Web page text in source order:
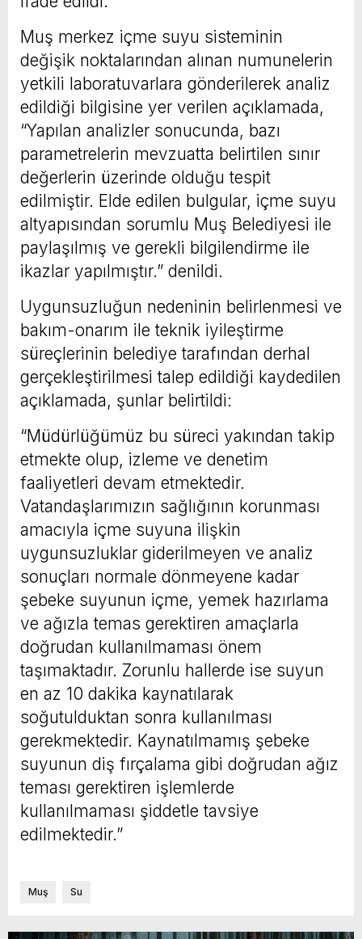
Muş merkez içme suyu sisteminin
değişik noktalarından alınan numunelerin
yetkili laboratuvarlara gönderilerek analiz
edildiği bilgisine yer verilen açıklamada,
“Yapılan analizler sonucunda, bazı
parametrelerin mevzuatta belirtilen sınır
değerlerin üzerinde olduğu tespit
edilmiştir. Elde edilen bulgular, içme suyu
altyapısından sorumlu Muş Belediyesi ile
paylaşılmış ve gerekli bilgilendirme ile
ikazlar yapılmıştır.” denildi.
Uygunsuzluğun nedeninin belirlenmesi ve
bakım-onarım ile teknik iyileştirme
süreçlerinin belediye tarafından derhal
gerçekleştirilmesi talep edildiği kaydedilen
açıklamada, şunlar belirtildi:
“Müdürlüğümüz bu süreci yakından takip
etmekte olup, izleme ve denetim
faaliyetleri devam etmektedir.
Vatandaşlarımızın sağlığının korunması
amacıyla içme suyuna ilişkin
uygunsuzluklar giderilmeyen ve analiz
sonuçları normale dönmeyene kadar
şebeke suyunun içme, yemek hazırlama
ve ağızla temas gerektiren amaçlarla
doğrudan kullanılmaması önem
taşımaktadır. Zorunlu hallerde ise suyun
en az 10 dakika kaynatılarak
soğutulduktan sonra kullanılması
gerekmektedir. Kaynatılmamış şebeke
suyunun diş fırçalama gibi doğrudan ağız
teması gerektiren işlemlerde
kullanılmaması şiddetle tavsiye
edilmektedir.”
Muş Su